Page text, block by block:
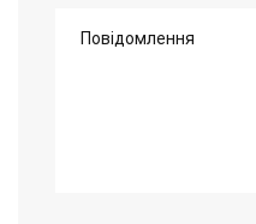
Повідомлення